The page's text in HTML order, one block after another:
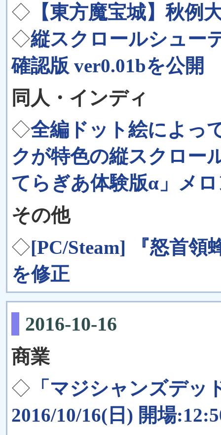
◇ 【東方魔宝城】秋例
◇縦スクロールシュー
確認版 ver0.01bを公開
同人・インディ
◇全編ドット絵によっ
クが特色の縦スクロー
てらぎあ体験版α」メ
その他
◇[PC/Steam] 『怒首領
を修正
2016-10-16
商業
◇ 「マジシャンズデ
2016/10/16(日) 開場